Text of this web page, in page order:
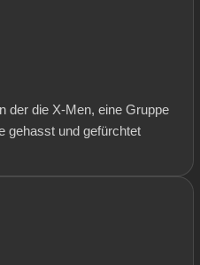
der die X-Men, eine Gruppe
gehasst und gefürchtet